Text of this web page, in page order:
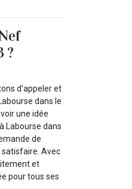
?
d’appeler et
dans le
une idée
Labourse dans
de
satisfaire. Avec
et
pour tous ses